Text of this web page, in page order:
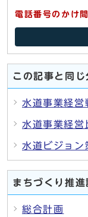
電話番号のかけ
この記事と同
水道事業経営
水道事業経営
水道ビジョン
まちづくり推進
総合計画